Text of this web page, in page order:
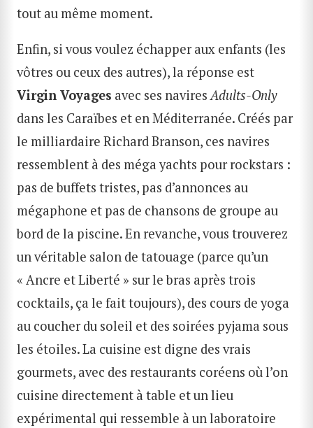
tout au même moment.
Enfin, si vous voulez échapper aux enfants (les
vôtres ou ceux des autres), la réponse est
Virgin Voyages avec ses naviresAdults-Only
dans les Caraïbes et en Méditerranée. Créés par
le milliardaire Richard Branson, ces navires
ressemblent à des méga yachts pour rockstars :
pas de buffets tristes, pas d’annonces au
mégaphone et pas de chansons de groupe au
bord de la piscine. En revanche, vous trouverez
un véritable salon de tatouage (parce qu’un
« Ancre et Liberté » sur le bras après trois
cocktails, ça le fait toujours), des cours de yoga
au coucher du soleil et des soirées pyjama sous
les étoiles. La cuisine est digne des vrais
gourmets, avec des restaurants coréens où l’on
cuisine directement à table et un lieu
expérimental qui ressemble à un laboratoire